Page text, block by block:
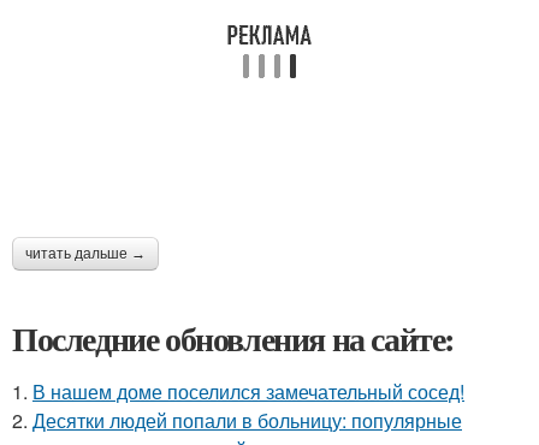
читать дальше →
Последние обновления на сайте:
1. В нашем доме поселился замечательный сосед!
2. Десятки людей попали в больницу: популярные